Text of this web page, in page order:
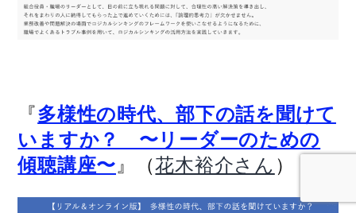
『多様性の時代、部下の話を聞けて
いますか？ 〜リーダーのための
傾聴講座〜 』（花木裕介さん ）